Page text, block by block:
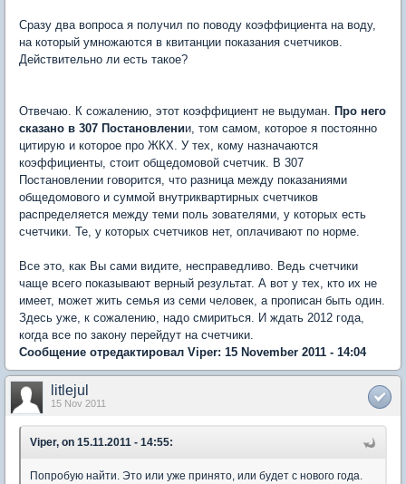
Сразу два вопроса я получил по поводу коэффициента на воду,
на который умножаются в квитанции показания счетчиков.
Действительно ли есть такое?
Отвечаю. К сожалению, этот коэффициент не выдуман. Про него
сказано в 307 Постановлении, том самом, которое я постоянно
цитирую и которое про ЖКХ. У тех, кому назначаются
коэффициенты, стоит общедомовой счетчик. В 307
Постановлении говорится, что разница между показаниями
общедомового и суммой внутриквартирных счетчиков
распределяется между теми поль зователями, у которых есть
счетчики. Те, у которых счетчиков нет, оплачивают по норме.
Все это, как Вы сами видите, несправедливо. Ведь счетчики
чаще всего показывают верный результат. А вот у тех, кто их не
имеет, может жить семья из семи человек, а прописан быть один.
Здесь уже, к сожалению, надо смириться. И ждать 2012 года,
когда все по закону перейдут на счетчики.
Сообщение отредактировал Viper: 15 November 2011 - 14:04
litlejul
15 Nov 2011
Viper, on 15.11.2011 - 14:55:
Попробую найти. Это или уже принято, или будет с нового года.